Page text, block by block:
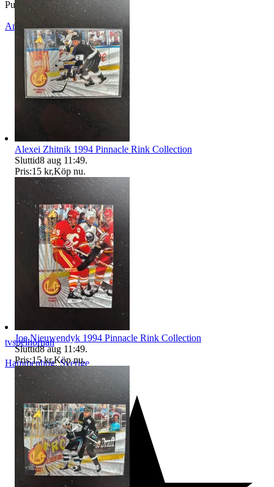
Publicerad
15 apr 15:48
Anmäl Sälj liknande
tvspelhörnan
Hammenhög,Sverige
Alexei Zhitnik 1994 Pinnacle Rink Collection
Sluttid8 aug 11:49.
Pris:15 kr,Köp nu.
Joe Nieuwendyk 1994 Pinnacle Rink Collection
Sluttid8 aug 11:49.
Pris:15 kr,Köp nu.